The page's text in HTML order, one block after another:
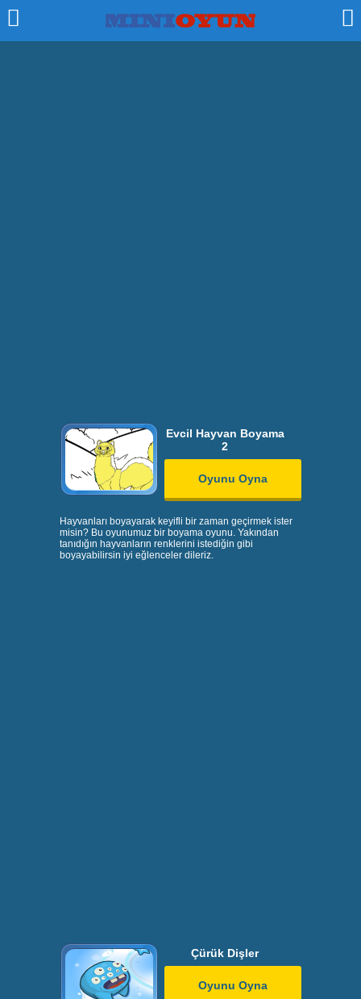
Evcil Hayvan Boyama
2
Oyunu Oyna
Hayvanları boyayarak keyifli bir zaman geçirmek ister
misin? Bu oyunumuz bir boyama oyunu. Yakından
tanıdığın hayvanların renklerini istediğin gibi
boyayabilirsin iyi eğlenceler dileriz.
Çürük Dişler
Oyunu Oyna